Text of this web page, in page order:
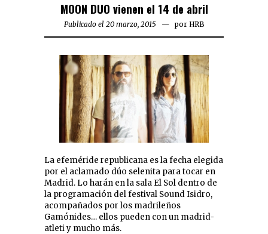
MOON DUO vienen el 14 de abril
Publicado el 20 marzo, 2015 por HRB
La efeméride republicana es la fecha elegida
por el aclamado dúo selenita para tocar en
Madrid. Lo harán en la sala El Sol dentro de
la programación del festival Sound Isidro,
acompañados por los madrileños
Gamónides… ellos pueden con un madrid-
atleti y mucho más.